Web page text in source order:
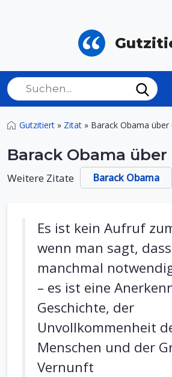
Gutzitiert » Zitat » Barack Obama über
Barack Obama über
Weitere Zitate Barack Obama
Es ist kein Aufruf
wenn man sagt,
manchmal
– es ist eine
Geschichte, der
Unvollkommenheit
Menschen und der
Vernunft